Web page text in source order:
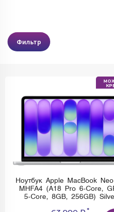
Фильтр
Ноутбук Apple MacBook
MHFA4 (A18 Pro 6-Core,
5-Core, 8GB, 256GB)
*